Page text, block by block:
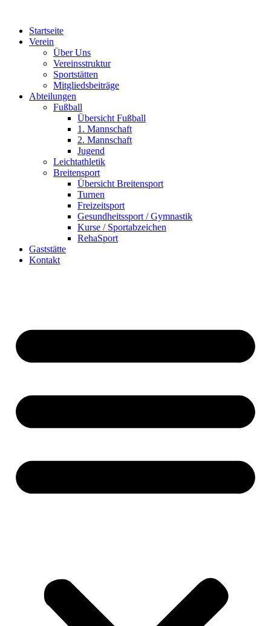
springenStartseite
Verein
Über Uns
Vereinsstruktur
Sportstätten
Mitgliedsbeiträge
Abteilungen
Fußball
Übersicht Fußball
1. Mannschaft
2. Mannschaft
Jugend
Leichtathletik
Breitensport
Übersicht Breitensport
Turnen
Freizeitsport
Gesundheitssport / Gymnastik
Kurse / Sportabzeichen
RehaSport
Gaststätte
Kontakt